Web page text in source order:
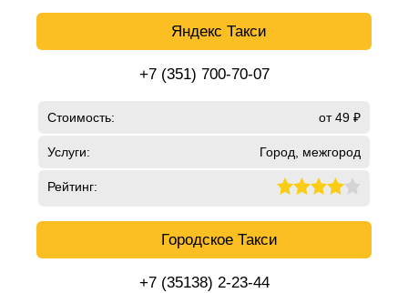
Яндекс Такси
+7 (351) 700-70-07
Стоимость: от 49 ₽
Услуги: Город, межгород
Рейтинг:
Городское Такси
+7 (35138) 2-23-44